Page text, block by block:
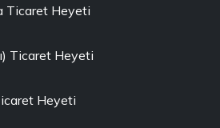
Ticaret Heyeti
Ticaret Heyeti
Heyeti